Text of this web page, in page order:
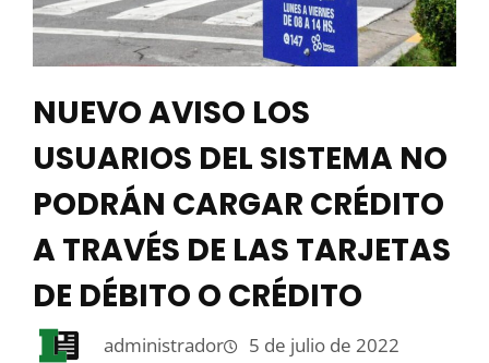
NUEVO AVISO LOS
USUARIOS DEL SISTEMA NO
PODRÁN CARGAR CRÉDITO
A TRAVÉS DE LAS TARJETAS
DE DÉBITO O CRÉDITO
administrador 5 de julio de 2022